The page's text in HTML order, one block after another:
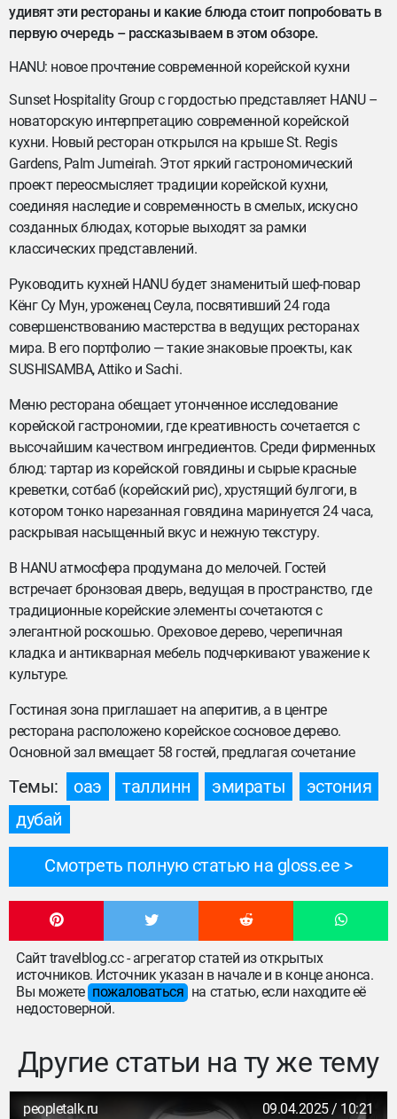
удивят эти рестораны и какие блюда стоит попробовать в
первую очередь – рассказываем в этом обзоре.
HANU: новое прочтение современной корейской кухни
Sunset Hospitality Group с гордостью представляет HANU –
новаторскую интерпретацию современной корейской
кухни. Новый ресторан открылся на крыше St. Regis
Gardens, Palm Jumeirah. Этот яркий гастрономический
проект переосмысляет традиции корейской кухни,
соединяя наследие и современность в смелых, искусно
созданных блюдах, которые выходят за рамки
классических представлений.
Руководить кухней HANU будет знаменитый шеф-повар
Кёнг Су Мун, уроженец Сеула, посвятивший 24 года
совершенствованию мастерства в ведущих ресторанах
мира. В его портфолио — такие знаковые проекты, как
SUSHISAMBA, Attiko и Sachi.
Меню ресторана обещает утонченное исследование
корейской гастрономии, где креативность сочетается с
высочайшим качеством ингредиентов. Среди фирменных
блюд: тартар из корейской говядины и сырые красные
креветки, сотбаб (корейский рис), хрустящий булгоги, в
котором тонко нарезанная говядина маринуется 24 часа,
раскрывая насыщенный вкус и нежную текстуру.
В HANU атмосфера продумана до мелочей. Гостей
встречает бронзовая дверь, ведущая в пространство, где
традиционные корейские элементы сочетаются с
элегантной роскошью. Ореховое дерево, черепичная
кладка и антикварная мебель подчеркивают уважение к
культуре.
Гостиная зона приглашает на аперитив, а в центре
ресторана расположено корейское сосновое дерево.
Основной зал вмещает 58 гостей, предлагая сочетание
Темы: оаэ таллинн эмираты
эстония
дубай
Смотреть полную статью на gloss.ee
Сайт travelblog.cc - агрегатор статей из открытых
источников. Источник указан в начале и в конце анонса.
Вы можете пожаловаться на статью, если находите её
недостоверной.
Другие статьи на ту же тему
peopletalk.ru 09.04.2025 / 10:21